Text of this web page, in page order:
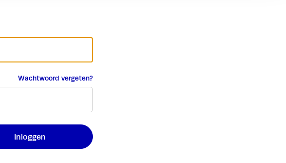
Wachtwoord vergeten?
Inloggen